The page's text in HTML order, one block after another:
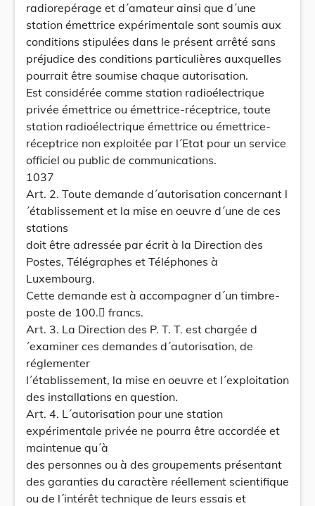
radiorepérage et d´amateur ainsi que d´une
station émettrice expérimentale sont soumis aux
conditions stipulées dans le présent arrêté sans
préjudice des conditions particulières auxquelles
pourrait être soumise chaque autorisation.
Est considérée comme station radioélectrique
privée émettrice ou émettrice-réceptrice, toute
station radioélectrique émettrice ou émettrice-
réceptrice non exploitée par l´Etat pour un service
officiel ou public de communications.
1037
Art. 2. Toute demande d´autorisation concernant l
´établissement et la mise en oeuvre d´une de ces
stations
doit être adressée par écrit à la Direction des
Postes, Télégraphes et Téléphones à
Luxembourg.
Cette demande est à accompagner d´un timbre-
poste de 100. francs.
Art. 3. La Direction des P. T. T. est chargée d
´examiner ces demandes d´autorisation, de
réglementer
l´établissement, la mise en oeuvre et l´exploitation
des installations en question.
Art. 4. L´autorisation pour une station
expérimentale privée ne pourra être accordée et
maintenue qu´à
des personnes ou à des groupements présentant
des garanties du caractère réellement scientifique
ou de l´intérêt technique de leurs essais et